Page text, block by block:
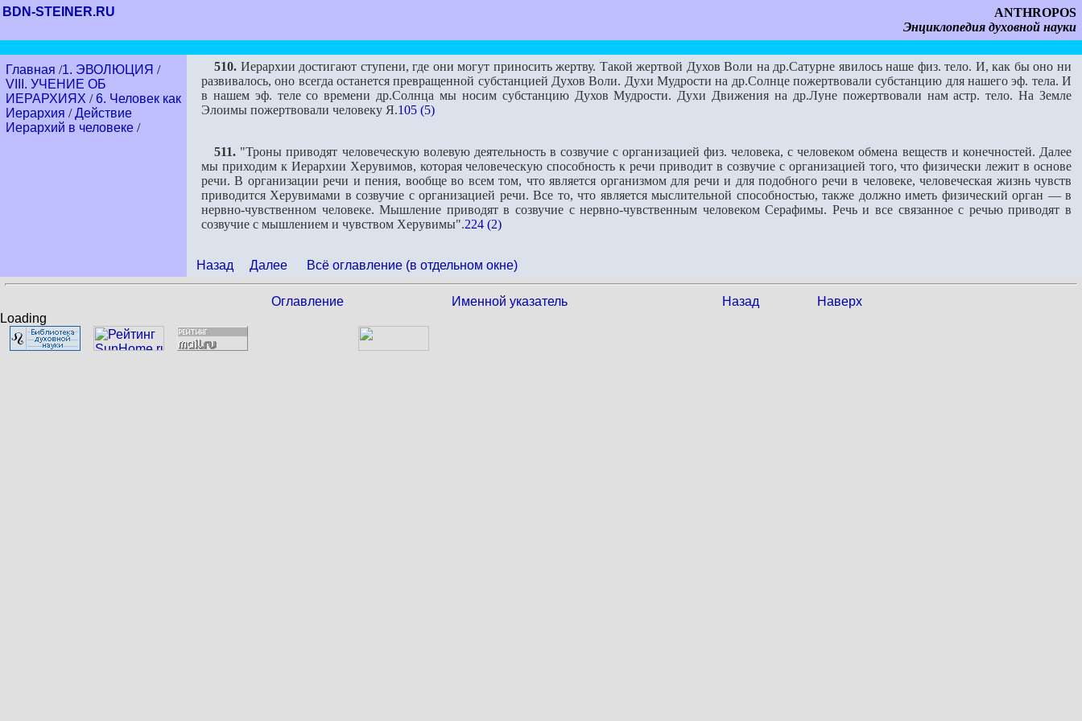
BDN-STEINER.RU
ANTHROPOS
Энциклопедия духовной науки
Главная /1. ЭВОЛЮЦИЯ /
VIII. УЧЕНИЕ ОБ
ИЕРАРХИЯХ /6. Человек как
Иерархия /Действие
Иерархий в человеке /
510. Иерархии достигают ступени, где они могут приносить жертву. Такой жертвой Духов Воли на др.Сатурне явилось наше физ. тело. И, как бы оно ни
развивалось, оно всегда останется превращенной субстанцией Духов Воли. Духи Мудрости на др.Солнце пожертвовали субстанцию для нашего эф. тела. И
в нашем эф. теле со времени др.Солнца мы носим субстанцию Духов Мудрости. Духи Движения на др.Луне пожертвовали нам астр. тело. На Земле
Элоимы пожертвовали человеку Я.105 (5)
511. "Троны приводят человеческую волевую деятельность в созвучие с организацией физ. человека, с человеком обмена веществ и конечностей. Далее
мы приходим к Иерархии Херувимов, которая человеческую способность к речи приводит в созвучие с организацией того, что физически лежит в основе
речи. В организации речи и пения, вообще во всем том, что является организмом для речи и для подобного речи в человеке, человеческая жизнь чувств
приводится Херувимами в созвучие с организацией речи. Все то, что является мыслительной способностью, также должно иметь физический орган — в
нервно-чувственном человеке. Мышление приводят в созвучие с нервно-чувственным человеком Серафимы. Речь и все связанное с речью приводят в
созвучие с мышлением и чувством Херувимы".224 (2)
Назад Далее Всё оглавление (в отдельном окне)
Оглавление Именной указатель Назад
Наверх
Loading